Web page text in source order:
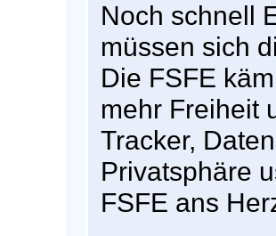
Noch schnell
müssen sich
Die FSFE
mehr Freiheit
Tracker,
Privatsphäre
FSFE ans